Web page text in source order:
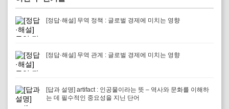
[정답·해설] 무역 정책 : 글로벌 경제에 미치는 영향
[정답·해설] 무역 관계 : 글로벌 경제에 미치는 영향
[답과 설명] artifact : 인공물이라는 뜻 – 역사와 문화를 이해하
는 데 필수적인 중요성을 지닌 단어